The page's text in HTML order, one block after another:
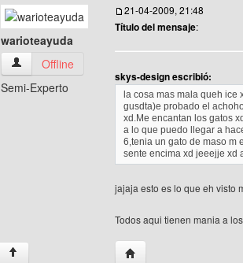
warioteayuda
warioteayuda Ver perfil del usuario
Offline
Semi-Experto
21-04-2009, 21:48
Título del mensaje:
skys-design escribió:
la cosa mas mala queh
gusdta)e probado el
xd.Me encantan los gatos
a lo que puedo llegar a
6,tenia un gato de maso m
sente encima xd jeeejje xd
jajaja esto es lo que eh visto
Todos aqui tienen mania a
↑ Visitar sitio web del